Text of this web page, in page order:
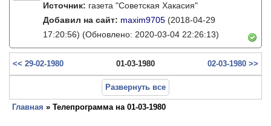
Источник: газета "Советская Хакасия"
Добавил на сайт: maxim9705 (2018-04-29
17:20:56) (Обновлено: 2020-03-04 22:26:13)
<< 29-02-1980 01-03-1980 02-03-1980 >>
Развернуть все
Главная » Телепрограмма на 01-03-1980